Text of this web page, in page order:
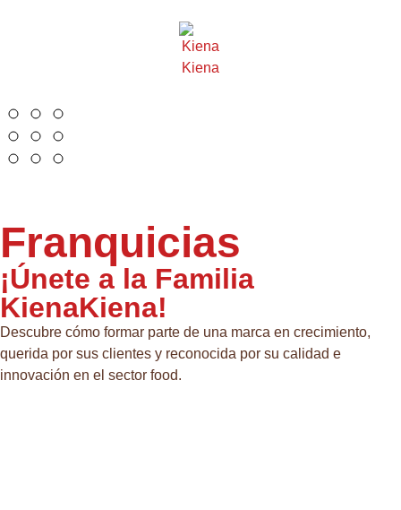
Franquicias
¡Únete a la Familia
KienaKiena!
Descubre cómo formar parte de una marca en crecimiento,
querida por sus clientes y reconocida por su calidad e
innovación en el sector food.